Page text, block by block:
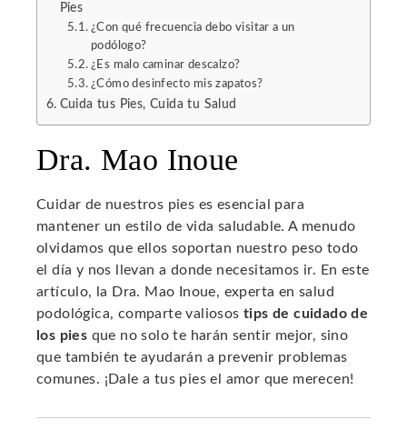
Pies
¿Con qué frecuencia debo visitar a un
podólogo?
¿Es malo caminar descalzo?
¿Cómo desinfecto mis zapatos?
Cuida tus Pies, Cuida tu Salud
Dra. Mao Inoue
Cuidar de nuestros pies es esencial para
mantener un estilo de vida saludable. A menudo
olvidamos que ellos soportan nuestro peso todo
el día y nos llevan a donde necesitamos ir. En este
artículo, la Dra. Mao Inoue, experta en salud
podológica, comparte valiosos tips de cuidado de
los pies que no solo te harán sentir mejor, sino
que también te ayudarán a prevenir problemas
comunes. ¡Dale a tus pies el amor que merecen!